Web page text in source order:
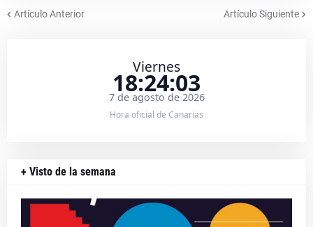
Artículo Anterior Artículo Siguiente
Viernes
18:24:03
7 de agosto de 2026
Hora oficial de Canarias
+ Visto de la semana